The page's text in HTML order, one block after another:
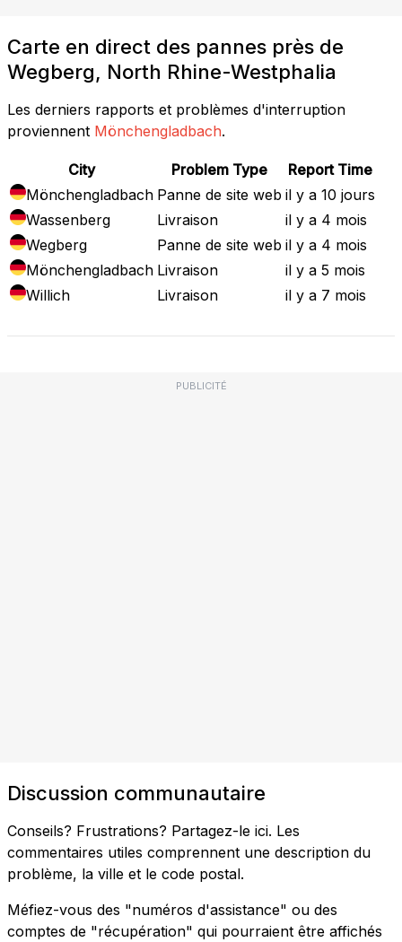
Carte en direct des pannes près de
Wegberg, North Rhine-Westphalia
Les derniers rapports et problèmes d'interruption
proviennent Mönchengladbach.
City Problem Type
Report Time
Mönchengladbach Panne de site web il y a 10 jours
Wassenberg
Livraison
il y a 4 mois
Wegberg
Panne de site web il y a 4 mois
Mönchengladbach Livraison
il y a 5 mois
Willich
Livraison il y a 7 mois
PUBLICITÉ
Discussion communautaire
Conseils? Frustrations? Partagez-le ici. Les
commentaires utiles comprennent une description du
problème, la ville et le code postal.
Méfiez-vous des "numéros d'assistance" ou des
comptes de "récupération" qui pourraient être affichés